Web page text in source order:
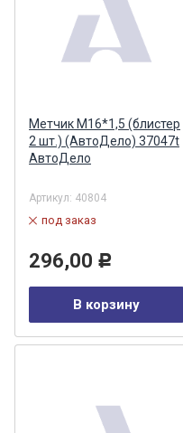
Метчик М16*1,5 (блистер
2 шт.) (АвтоДело) 37047t
АвтоДело
Артикул: 40804
под заказ
296,00 Р
В корзину